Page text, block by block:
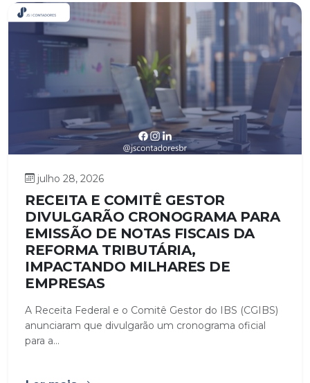
julho 28, 2026
RECEITA E COMITÊ GESTOR
DIVULGARÃO CRONOGRAMA PARA
EMISSÃO DE NOTAS FISCAIS DA
REFORMA TRIBUTÁRIA,
IMPACTANDO MILHARES DE
EMPRESAS
A Receita Federal e o Comitê Gestor do IBS (CGIBS)
anunciaram que divulgarão um cronograma oficial
para a...